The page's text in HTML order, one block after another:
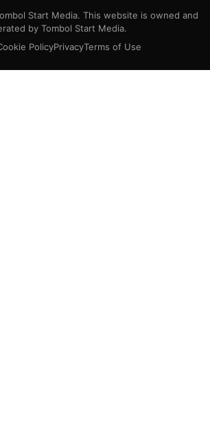
Start Media. This website is owned and
by Tombol Start Media.
PolicyPrivacyTerms of Use